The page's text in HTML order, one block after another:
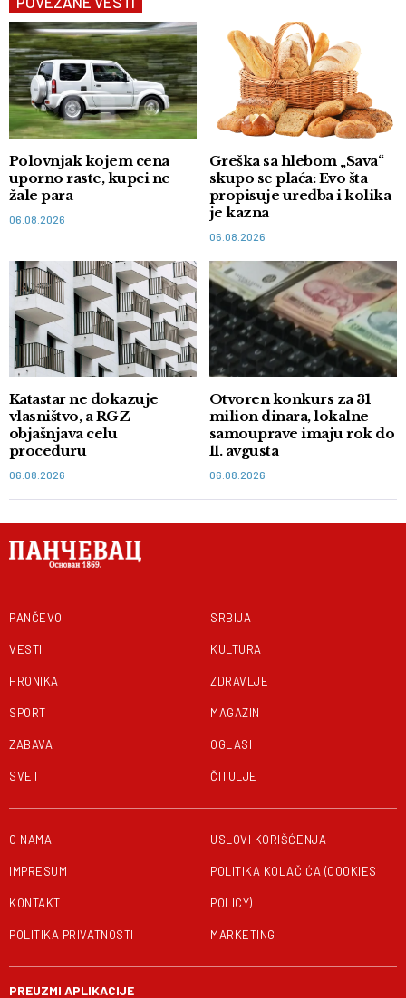
Polovnjak kojem cena
uporno raste, kupci ne
žale para
06.08.2026
Greška sa hlebom „Sava“
skupo se plaća: Evo šta
propisuje uredba i kolika
je kazna
06.08.2026
Katastar ne dokazuje
vlasništvo, a RGZ
objašnjava celu
proceduru
06.08.2026
Otvoren konkurs za 31
milion dinara, lokalne
samouprave imaju rok do
11. avgusta
06.08.2026
PANČEVO
VESTI
HRONIKA
SPORT
ZABAVA
SVET
SRBIJA
KULTURA
ZDRAVLJE
MAGAZIN
OGLASI
ČITULJE
O NAMA
IMPRESUM
KONTAKT
POLITIKA PRIVATNOSTI
USLOVI KORIŠĆENJA
POLITIKA KOLAČIĆA (COOKIES
POLICY)
MARKETING
PREUZMI APLIKACIJE